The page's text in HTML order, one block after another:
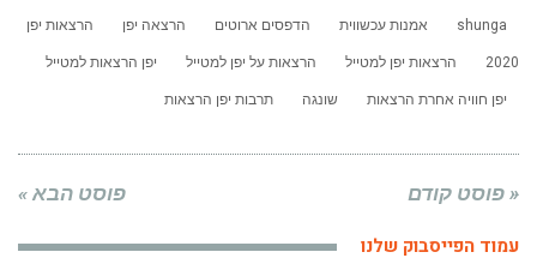
shunga אמנות עכשווית הדפסים ארוטים הרצאה יפן הרצאות יפן
2020 הרצאות יפן למטייל הרצאות על יפן למטייל יפן הרצאות למטייל
יפן חוויה אחרת הרצאות שונגה תרבות יפן הרצאות
« פוסט קודם פוסט הבא »
עמוד הפייסבוק שלנו